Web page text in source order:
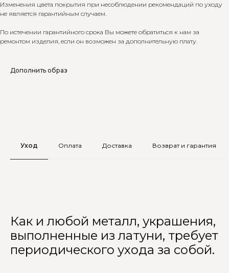
Изменения цвета покрытия при несоблюдении рекомендаций по уходу
не является гарантийным случаем.
По истечении гарантийного срока Вы можете обратиться к нам за
ремонтом изделия, если он возможен за дополнительную плату.
Дополнить образ
Уход Оплата Доставка Возврат и гарантия
Как и любой металл, украшения,
выполненные из латуни, требует
периодического ухода за собой.